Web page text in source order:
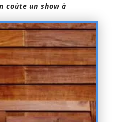
coûte un show à